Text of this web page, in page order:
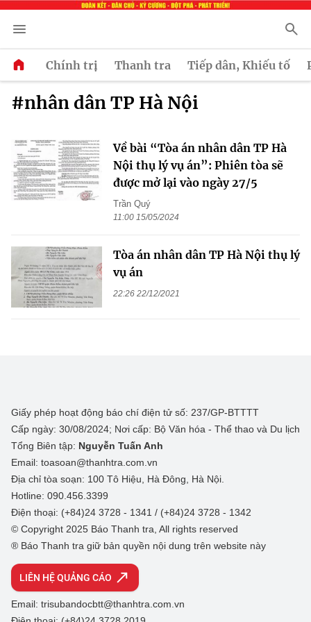
Chính trị Thanh tra Tiếp dân, Khiếu tố
#nhân dân TP Hà Nội
Về bài “Tòa án nhân dân TP Hà
Nội thụ lý vụ án”: Phiên tòa sẽ
được mở lại vào ngày 27/5
Trần Quý
11:00 15/05/2024
Tòa án nhân dân TP Hà Nội thụ lý
vụ án
22:26 22/12/2021
Giấy phép hoạt động báo chí điện tử số: 237/GP-BTTTT
Cấp ngày: 30/08/2024; Nơi cấp: Bộ Văn hóa - Thể thao và Du lịch
Tổng Biên tập: Nguyễn Tuấn Anh
Email: toasoan@thanhtra.com.vn
Địa chỉ tòa soạn: 100 Tô Hiệu, Hà Đông, Hà Nội.
Hotline: 090.456.3399
Điện thoại: (+84)24 3728 - 1341 / (+84)24 3728 - 1342
© Copyright 2025 Báo Thanh tra, All rights reserved
® Báo Thanh tra giữ bản quyền nội dung trên website này
LIÊN HỆ QUẢNG CÁO
Email: trisubandocbtt@thanhtra.com.vn